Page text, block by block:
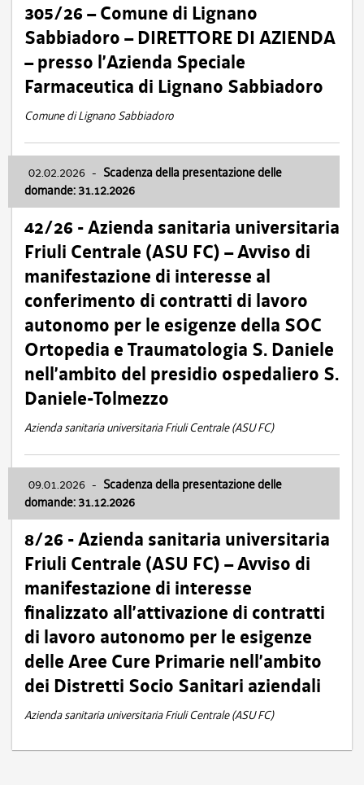
305/26 – Comune di Lignano
Sabbiadoro – DIRETTORE DI AZIENDA
– presso l’Azienda Speciale
Farmaceutica di Lignano Sabbiadoro
Comune di Lignano Sabbiadoro
02.02.2026 - Scadenza della presentazione delle
domande: 31.12.2026
42/26 - Azienda sanitaria universitaria
Friuli Centrale (ASU FC) – Avviso di
manifestazione di interesse al
conferimento di contratti di lavoro
autonomo per le esigenze della SOC
Ortopedia e Traumatologia S. Daniele
nell’ambito del presidio ospedaliero S.
Daniele-Tolmezzo
Azienda sanitaria universitaria Friuli Centrale (ASU FC)
09.01.2026 - Scadenza della presentazione delle
domande: 31.12.2026
8/26 - Azienda sanitaria universitaria
Friuli Centrale (ASU FC) – Avviso di
manifestazione di interesse
finalizzato all’attivazione di contratti
di lavoro autonomo per le esigenze
delle Aree Cure Primarie nell’ambito
dei Distretti Socio Sanitari aziendali
Azienda sanitaria universitaria Friuli Centrale (ASU FC)